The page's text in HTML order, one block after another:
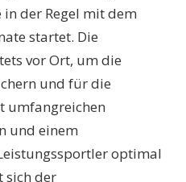
der Regel mit dem
startet. Die
vor Ort, um die
und für die
umfangreichen
und einem
optimal
sich der